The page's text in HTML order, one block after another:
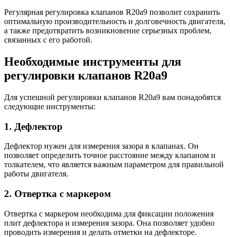
Регулярная регулировка клапанов R20a9 позволит сохранить
оптимальную производительность и долговечность двигателя,
а также предотвратить возникновение серьезных проблем,
связанных с его работой.
Необходимые инструменты для
регулировки клапанов R20a9
Для успешной регулировки клапанов R20a9 вам понадобятся
следующие инструменты:
1. Дефлектор
Дефлектор нужен для измерения зазора в клапанах. Он
позволяет определить точное расстояние между клапаном и
толкателем, что является важным параметром для правильной
работы двигателя.
2. Отвертка с маркером
Отвертка с маркером необходима для фиксации положения
плит дефлектора и измерения зазора. Она позволяет удобно
проводить измерения и делать отметки на дефлекторе.